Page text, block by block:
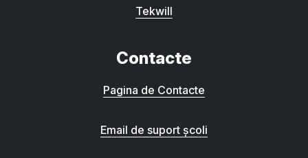
Tekwill
Contacte
Pagina de Contacte
Email de suport școli